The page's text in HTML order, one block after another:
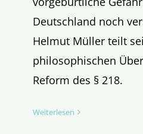
Deutschland noch
Helmut Müller teilt
philosophischen
Reform des § 218.
Weiterlesen